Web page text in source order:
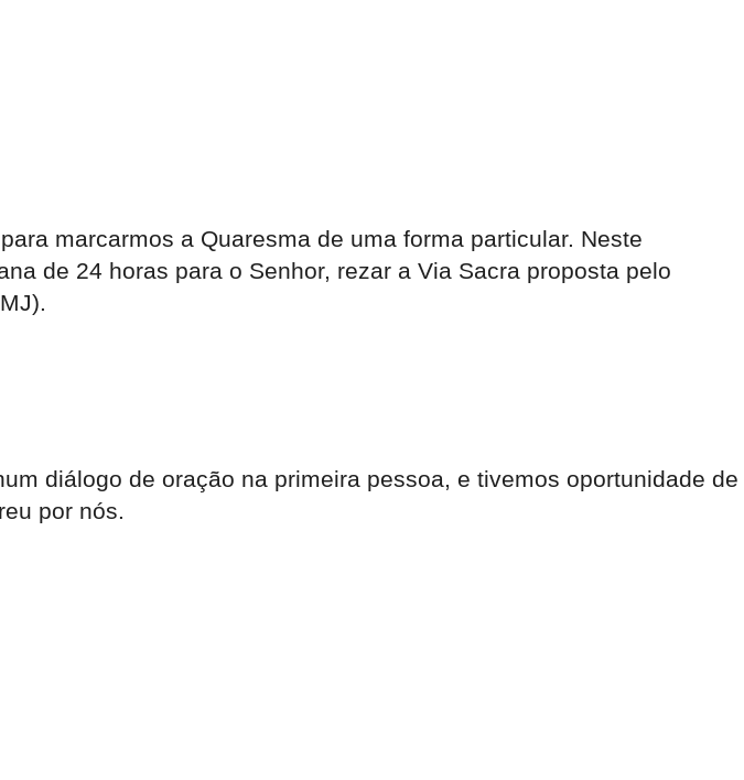
marcarmos a Quaresma de uma forma particular. Neste
de 24 horas para o Senhor, rezar a Via Sacra proposta pelo
diálogo de oração na primeira pessoa, e tivemos oportunidade de
por nós.